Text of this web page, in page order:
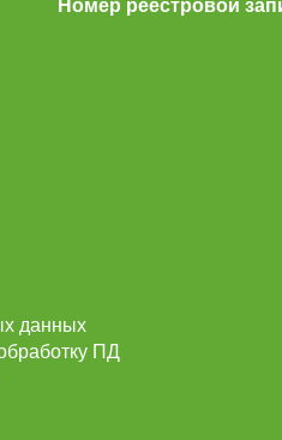
Номер реестровой
данных
ПД